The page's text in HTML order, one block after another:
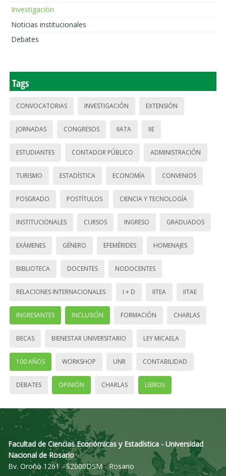
Investigación
Noticias institucionales
Debates
Tags
CONVOCATORIAS INVESTIGACIÓN EXTENSIÓN
JORNADAS CONGRESOS IIATA IIE
ESTUDIANTES CONTADOR PÚBLICO ADMINISTRACIÓN
TURISMO ESTADÍSTICA ECONOMÍA CONVENIOS
POSGRADO POSTÍTULOS CIENCIA Y TECNOLOGÍA
INSTITUCIONALES CURSOS INGRESO GRADUADOS
EXÁMENES GÉNERO EFEMÉRIDES HOMENAJES
BIBLIOTECA DOCENTES NODOCENTES
RELACIONES INTERNACIONALES I + D IITEA IITAE
INGRESANTES INCLUSIÓN FORMACIÓN CHARLAS
BECAS BIENESTAR UNIVERSITARIO LEY MICAELA
100 AÑOS WORKSHOP UNR CONTABILIDAD
DEBATES OPINIÓN CHARLAS LIBROS
Facultad de Ciencias Económicas y Estadística - Universidad
Nacional de Rosario
Bv. Oroño 1261 - S2000DSM - Rosario